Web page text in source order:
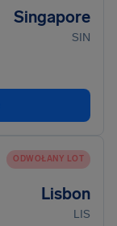
Singapore
SIN
ODWOŁANY LOT
Lisbon
LIS